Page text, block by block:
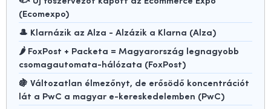
(Ecomexpo)
🎩 Klarnázik az Alza - Alzázik a Klarna (Alza)
🌶️ FoxPost + Packeta = Magyarország legnagyobb
csomagautomata-hálózata (FoxPost)
🍇 Változatlan élmezőnyt, de erősödő koncentrációt
lát a PwC a magyar e-kereskedelemben (PwC)